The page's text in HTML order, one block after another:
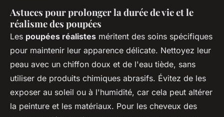
Astuces pour prolonger la durée de vie et le
réalisme des poupées
Les poupées réalistes méritent des soins spécifiques
pour maintenir leur apparence délicate. Nettoyez leur
peau avec un chiffon doux et de l'eau tiède, sans
utiliser de produits chimiques abrasifs. Évitez de les
exposer au soleil ou à l'humidité, car cela peut altérer
la peinture et les matériaux. Pour les cheveux des